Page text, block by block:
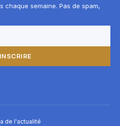
chaque semaine. Pas de spam,
de l'actualité